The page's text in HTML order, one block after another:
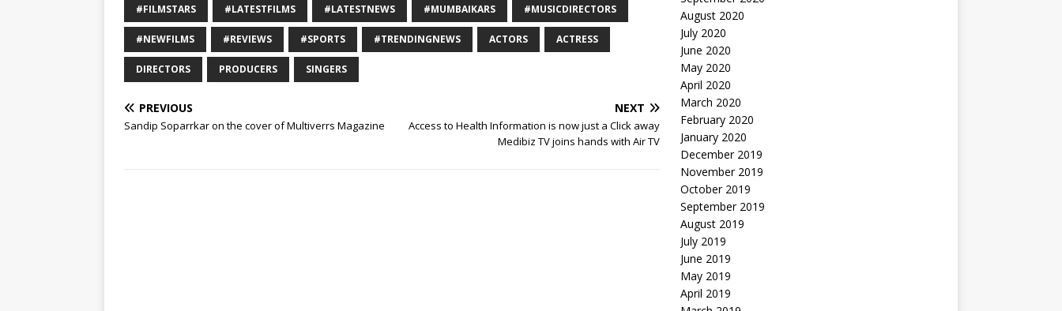
#FILMSTARS #LATESTFILMS #LATESTNEWS #MUMBAIKARS #MUSICDIRECTORS
#NEWFILMS #REVIEWS #SPORTS #TRENDINGNEWS ACTORS ACTRESS
DIRECTORS PRODUCERS SINGERS
PREVIOUS
Sandip Soparrkar on the cover of Multiverrs Magazine
NEXT
Access to Health Information is now just a Click away
Medibiz TV joins hands with Air TV
August 2020
July 2020
June 2020
May 2020
April 2020
March 2020
February 2020
January 2020
December 2019
November 2019
October 2019
September 2019
August 2019
July 2019
June 2019
May 2019
April 2019